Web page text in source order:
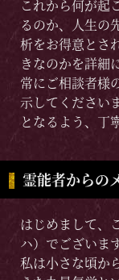
これから何が起
るのか、人生の
析をお得意とさ
きなのかを詳細
常にご相談者様
示してください
となるよう、丁
霊能者からの
はじめまして、
ハ）でございます
私は小さな頃か